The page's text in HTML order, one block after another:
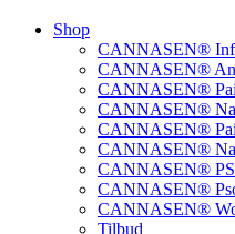
Shop
CANNASEN®
CANNASEN®
CANNASEN®
CANNASEN®
CANNASEN®
CANNASEN®
CANNASEN®
CANNASEN®
CANNASEN®
Tilbud